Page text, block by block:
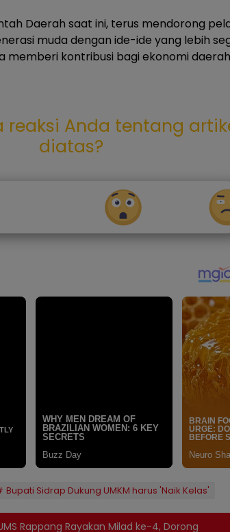
Daerah saat ini, terus mendorong
muda dengan ide-ide yang lebih
memberi kontribusi bagi ekonomi
reaksi Anda tentang
diatas?
Bupati Sidrap Dukung UMKM harus 'Naik Kelas'
UMS Rappang Rayakan Milad ke-4, Dorong